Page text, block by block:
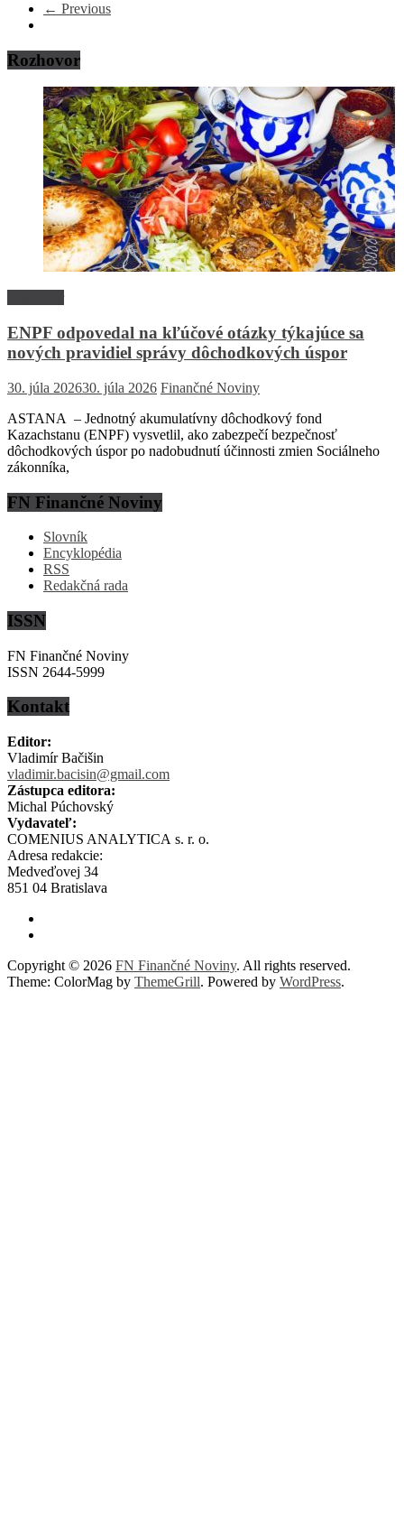
← Previous
Rozhovor
ENPF odpovedal na kľúčové otázky týkajúce sa
nových pravidiel správy dôchodkových úspor
30. júla 202630. júla 2026 Finančné Noviny
ASTANA – Jednotný akumulatívny dôchodkový fond
Kazachstanu (ENPF) vysvetlil, ako zabezpečí bezpečnosť
dôchodkových úspor po nadobudnutí účinnosti zmien Sociálneho
zákonníka,
FN Finančné Noviny
Slovník
Encyklopédia
RSS
Redakčná rada
ISSN
FN Finančné Noviny
ISSN 2644-5999
Kontakt
Editor:
Vladimír Bačišin
vladimir.bacisin@gmail.com
Zástupca editora:
Michal Púchovský
Vydavateľ:
COMENIUS ANALYTICA s. r. o.
Adresa redakcie:
Medveďovej 34
851 04 Bratislava
Copyright © 2026 FN Finančné Noviny. All rights reserved.
Theme: ColorMag by ThemeGrill. Powered by WordPress.